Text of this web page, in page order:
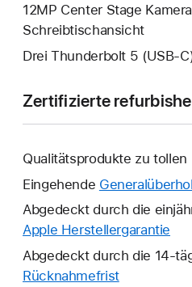
12MP Center Stage
Schreibtischansicht
Drei Thunderbolt 5
Zertifizierte
Qualitätsprodukte zu tollen
Eingehende
Abgedeckt durch die
Apple Herstellergarantie
Abgedeckt durch die 14-
RücknahmefristEin